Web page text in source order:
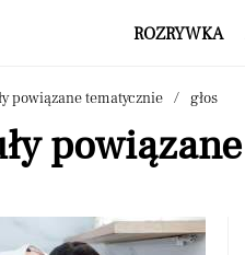
ROZRYWKA
powiązane tematycznie głos